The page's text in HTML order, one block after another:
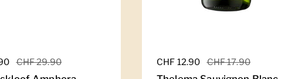
Preis
Sale-Preis
CHF 29.90 Regulärer Preis
CHF 12.90 Sale-Preis
CHF 17.90